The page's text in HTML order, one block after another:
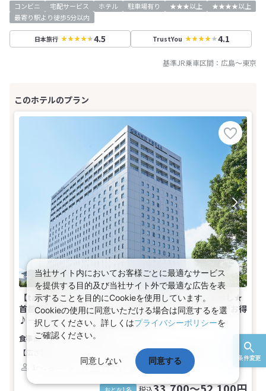
条件変更
コンビニ 宅配サービス ホテル 駐車場有り ★★★以上
★★★★以上
最寄り駅より徒歩5分以内
日本旅行 4.5 TrustYou 4.1
基準JR乗車区間： 広島～東京
【tabiwaトラベル/WESTER会員限定】tabiwaSP売尽し★
首都圏★WESTERポイント付 【早期申込】30日前までがお得
♪－【禁煙】ダブル(1名～2名1室)
食事なし
【広さ】17.3平米
【ベッド】幅140cm×長さ203cm（1台）
ダブル バス トイレ 禁煙
税込
当社サイト内においてお客様ごとに最適なサービス
を提供する目的及び当社サイト外で最適な広告を表
示することを目的にCookieを使用しています。
Cookieの使用に同意いただける場合は同意するを選
択してください。詳しくはプライバシーポリシーを
ご確認ください。
同意しない 同意する